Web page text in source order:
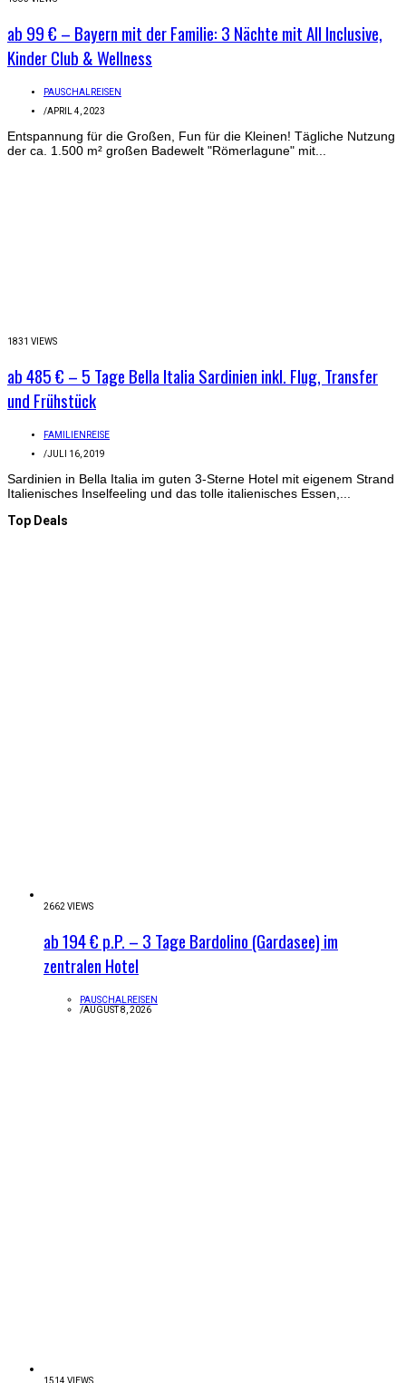
ab 99 € – Bayern mit der Familie: 3 Nächte mit All Inclusive,
Kinder Club & Wellness
PAUSCHALREISEN
/APRIL 4, 2023
Entspannung für die Großen, Fun für die Kleinen! Tägliche Nutzung
der ca. 1.500 m² großen Badewelt "Römerlagune" mit...
1831 VIEWS
ab 485 € – 5 Tage Bella Italia Sardinien inkl. Flug, Transfer
und Frühstück
FAMILIENREISE
/JULI 16, 2019
Sardinien in Bella Italia im guten 3-Sterne Hotel mit eigenem Strand
Italienisches Inselfeeling und das tolle italienisches Essen,...
Top Deals
2662 VIEWS
ab 194 € p.P. – 3 Tage Bardolino (Gardasee) im
zentralen Hotel
PAUSCHALREISEN
/AUGUST 8, 2026